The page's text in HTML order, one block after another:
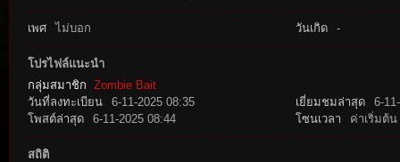
เพศ ไม่บอก วันเกิด -
โปรไฟล์แนะนำ
กลุ่มสมาชิก Zombie Bait
วันที่ลงทะเบียน
6-11-2025 08:35 เยี่ยมชมล่าสุด
6-
โพสต์ล่าสุด
6-11-2025 08:44 โซนเวลา ค่าเริ่มต้น
สถิติ